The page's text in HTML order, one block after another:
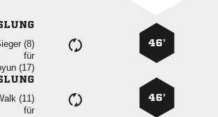

für

46’

für
46’